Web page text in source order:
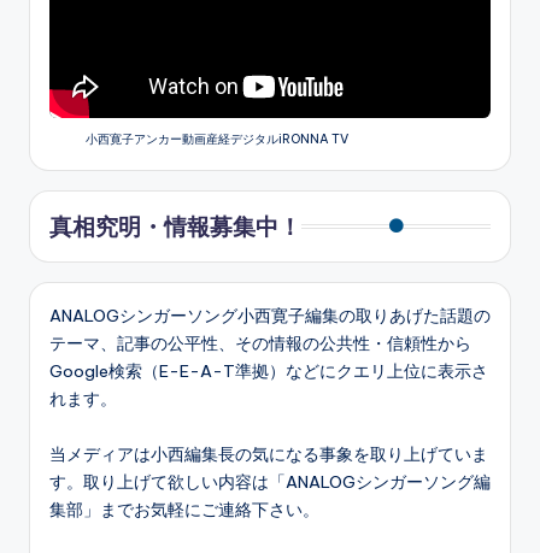
小西寛子アンカー動画産経デジタルiRONNA TV
真相究明・情報募集中！
ANALOGシンガーソング小西寛子編集の取りあげた話題の
テーマ、記事の公平性、その情報の公共性・信頼性から
Google検索（E-E-A-T準拠）などにクエリ上位に表示さ
れます。
当メディアは小西編集長の気になる事象を取り上げていま
す。取り上げて欲しい内容は「ANALOGシンガーソング編
集部」までお気軽にご連絡下さい。